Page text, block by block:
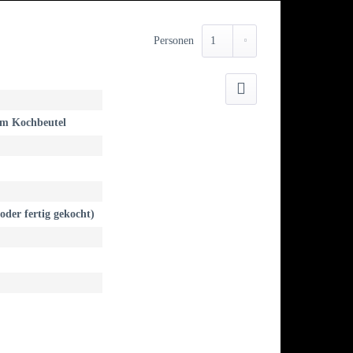
Personen
Kochbeutel
fertig gekocht)